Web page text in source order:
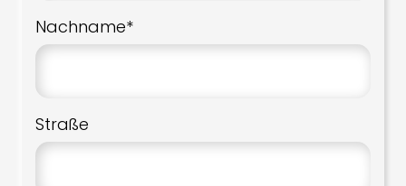
Nachname*
Straße